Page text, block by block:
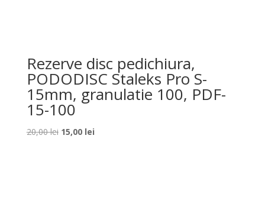
Rezerve disc pedichiura,
PODODISC Staleks Pro S-
15mm, granulatie 100, PDF-
15-100
20,00lei Prețul
15,00 leiPrețul